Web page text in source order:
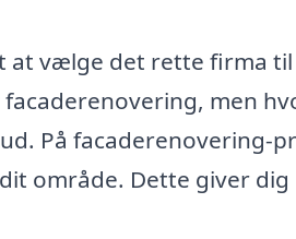
at vælge det rette firma til
men
På facaderenovering-
område. Dette giver dig